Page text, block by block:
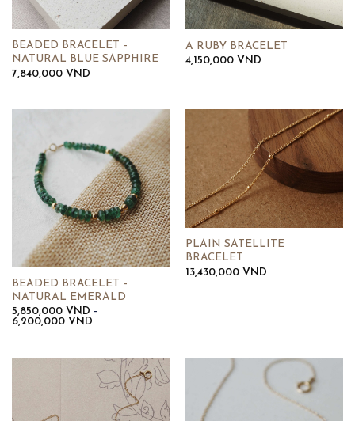
BEADED BRACELET –
NATURAL BLUE SAPPHIRE
7,840,000 VND
A RUBY BRACELET
4,150,000 VND
BEADED BRACELET –
NATURAL EMERALD
5,850,000 VND –
6,200,000 VNDKhoảng
đến
6,200,000 VND
PLAIN SATELLITE
BRACELET
13,430,000 VND